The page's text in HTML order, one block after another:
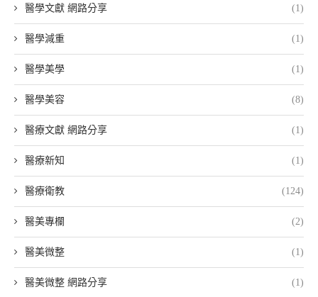
醫學文獻 網路分享 (1)
醫學減重 (1)
醫學美學 (1)
醫學美容 (8)
醫療文獻 網路分享 (1)
醫療新知 (1)
醫療衛教 (124)
醫美專欄 (2)
醫美微整 (1)
醫美微整 網路分享 (1)